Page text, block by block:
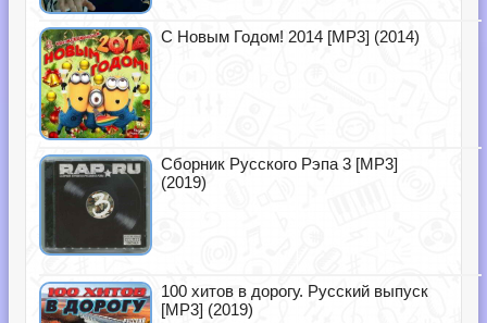
С Новым Годом! 2014 [MP3] (2014)
Сборник Русского Рэпа 3 [MP3]
(2019)
100 хитов в дорогу. Русский выпуск
[MP3] (2019)